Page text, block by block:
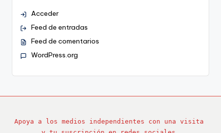
Acceder
Feed de entradas
Feed de comentarios
WordPress.org
Apoya a los medios independientes con una visita